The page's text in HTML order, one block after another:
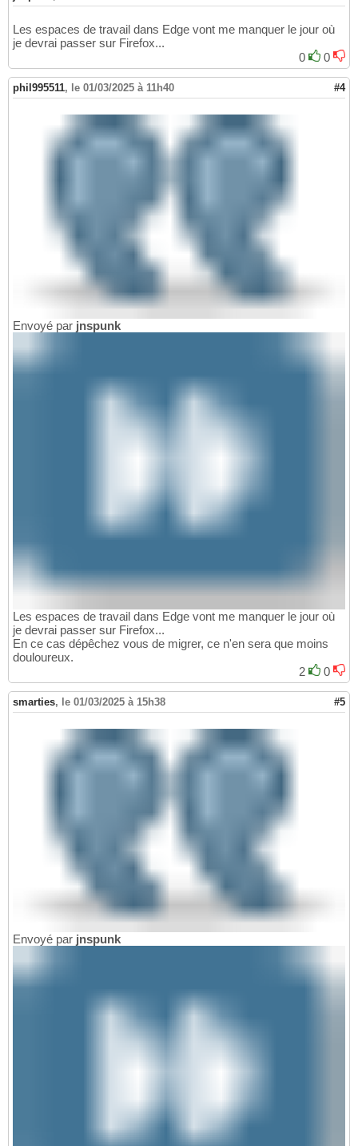
Les espaces de travail dans Edge vont me manquer le jour où
je devrai passer sur Firefox...
0
0
phil995511, le 01/03/2025 à 11h40 #4
Envoyé par jnspunk
Les espaces de travail dans Edge vont me manquer le jour où
je devrai passer sur Firefox...
En ce cas dépêchez vous de migrer, ce n'en sera que moins
douloureux.
2
0
smarties, le 01/03/2025 à 15h38 #5
Envoyé par jnspunk